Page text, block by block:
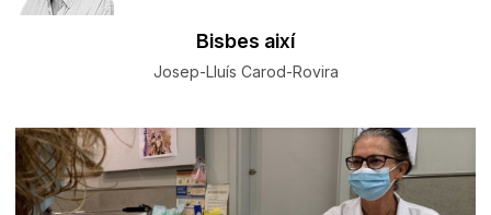
Bisbes així
Josep-Lluís Carod-Rovira